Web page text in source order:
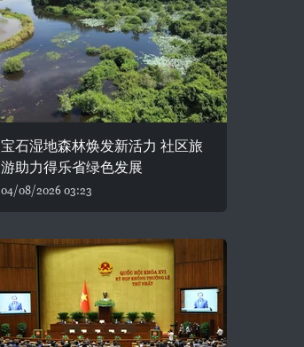
宝石湿地森林焕发新活力 社区旅
游助力得乐省绿色发展
04/08/2026 03:23